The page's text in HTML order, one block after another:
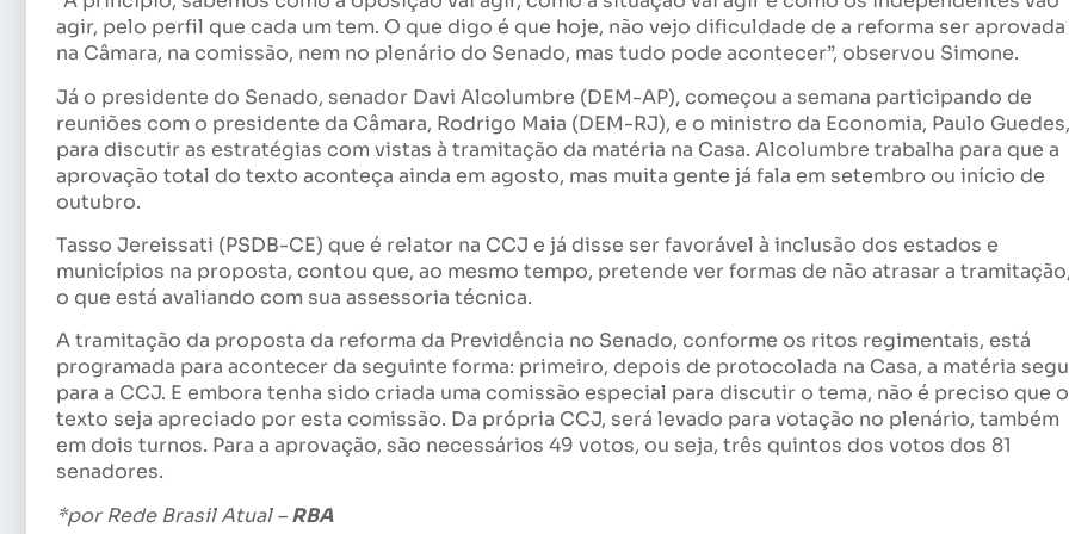
agir, pelo perfil que cada um tem. O que digo é que hoje, não vejo dificuldade de a reforma ser aprovada
na Câmara, na comissão, nem no plenário do Senado, mas tudo pode acontecer”, observou Simone.
Já o presidente do Senado, senador Davi Alcolumbre (DEM-AP), começou a semana participando de
reuniões com o presidente da Câmara, Rodrigo Maia (DEM-RJ), e o ministro da Economia, Paulo Guedes,
para discutir as estratégias com vistas à tramitação da matéria na Casa. Alcolumbre trabalha para que a
aprovação total do texto aconteça ainda em agosto, mas muita gente já fala em setembro ou início de
outubro.
Tasso Jereissati (PSDB-CE) que é relator na CCJ e já disse ser favorável à inclusão dos estados e
municípios na proposta, contou que, ao mesmo tempo, pretende ver formas de não atrasar a tramitação,
o que está avaliando com sua assessoria técnica.
A tramitação da proposta da reforma da Previdência no Senado, conforme os ritos regimentais, está
programada para acontecer da seguinte forma: primeiro, depois de protocolada na Casa, a matéria
para a CCJ. E embora tenha sido criada uma comissão especial para discutir o tema, não é preciso que o
texto seja apreciado por esta comissão. Da própria CCJ, será levado para votação no plenário, também
em dois turnos. Para a aprovação, são necessários 49 votos, ou seja, três quintos dos votos dos 81
senadores.
*por Rede Brasil Atual –RBA